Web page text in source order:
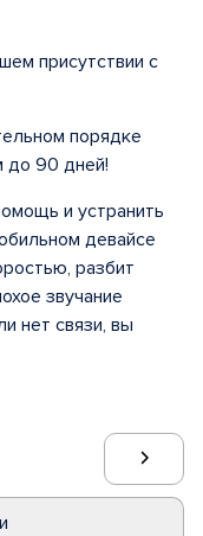
присутствии с
порядке
до 90 дней!
и устранить
девайсе
разбит
звучание
нет связи, вы